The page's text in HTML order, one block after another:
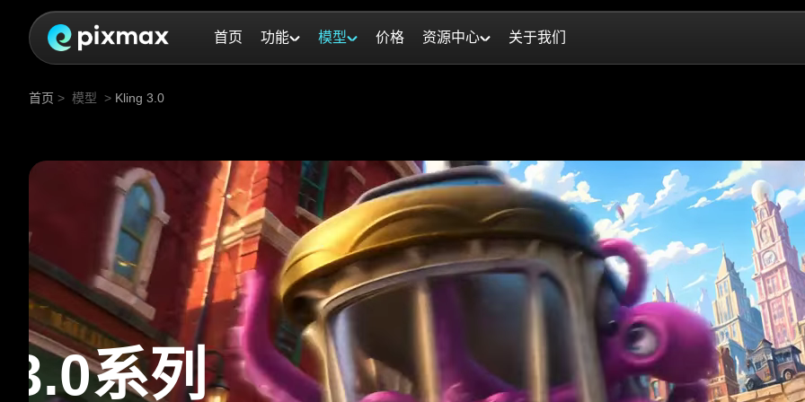
首页 功能 模型 价格 资源中心 关于我们
首页 > 模型 > Kling 3.0
系列